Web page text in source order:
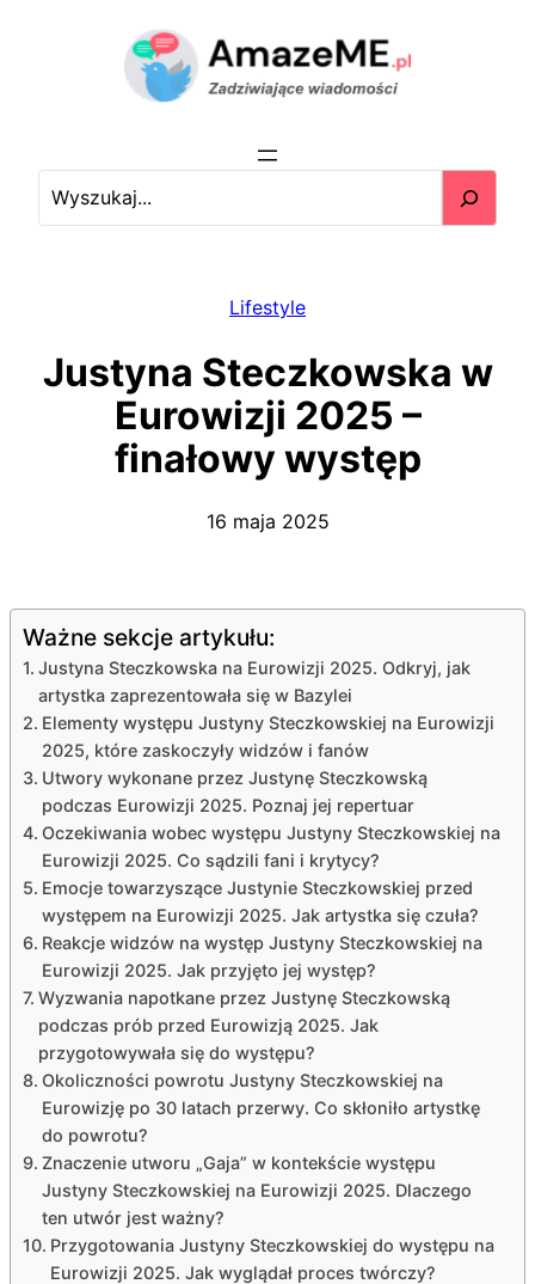
Lifestyle
Justyna Steczkowska w
Eurowizji 2025 –
finałowy występ
16 maja 2025
Ważne sekcje artykułu:
Justyna Steczkowska na Eurowizji 2025. Odkryj, jak
artystka zaprezentowała się w Bazylei
Elementy występu Justyny Steczkowskiej na Eurowizji
2025, które zaskoczyły widzów i fanów
Utwory wykonane przez Justynę Steczkowską
podczas Eurowizji 2025. Poznaj jej repertuar
Oczekiwania wobec występu Justyny Steczkowskiej na
Eurowizji 2025. Co sądzili fani i krytycy?
Emocje towarzyszące Justynie Steczkowskiej przed
występem na Eurowizji 2025. Jak artystka się czuła?
Reakcje widzów na występ Justyny Steczkowskiej na
Eurowizji 2025. Jak przyjęto jej występ?
Wyzwania napotkane przez Justynę Steczkowską
podczas prób przed Eurowizją 2025. Jak
przygotowywała się do występu?
Okoliczności powrotu Justyny Steczkowskiej na
Eurowizję po 30 latach przerwy. Co skłoniło artystkę
do powrotu?
Znaczenie utworu „Gaja” w kontekście występu
Justyny Steczkowskiej na Eurowizji 2025. Dlaczego
ten utwór jest ważny?
Przygotowania Justyny Steczkowskiej do występu na
Eurowizji 2025. Jak wyglądał proces twórczy?